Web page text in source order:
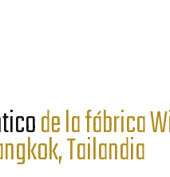
de la fábrica
Tailandia